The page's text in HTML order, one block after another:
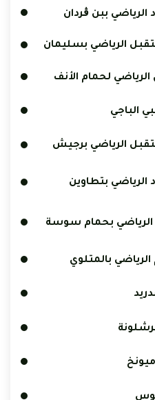
الرياضي ببن ڨردان
الرياضي بسليمان
الرياضي لحمام الأنف
الباجي
الرياضي برجيش
الرياضي بتطاوين
الرياضي بحمام سوسة
الرياضي بالمتلوي
ميونخ